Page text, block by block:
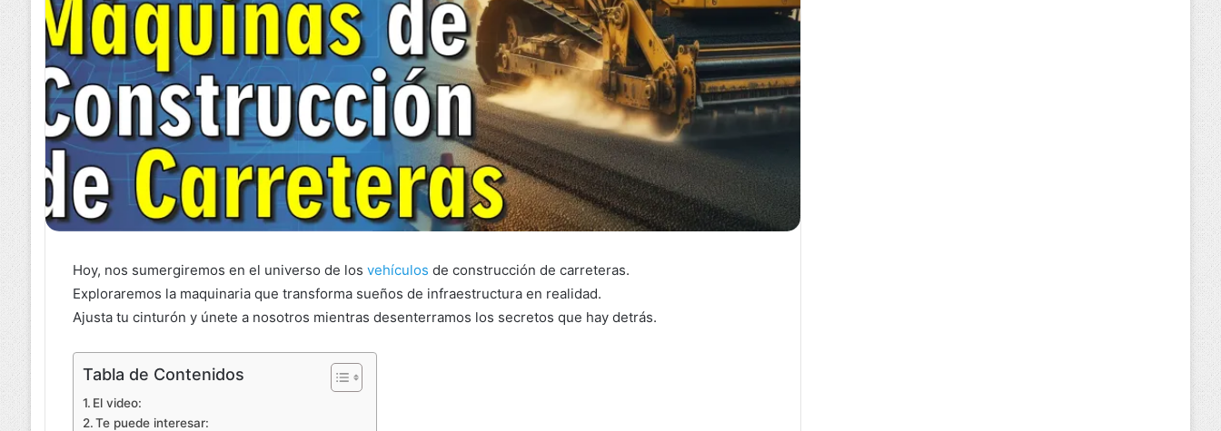
Hoy, nos sumergiremos en el universo de los vehículos de construcción de carreteras.
Exploraremos la maquinaria que transforma sueños de infraestructura en realidad.
Ajusta tu cinturón y únete a nosotros mientras desenterramos los secretos que hay detrás.
Tabla de Contenidos
El video:
Te puede interesar: